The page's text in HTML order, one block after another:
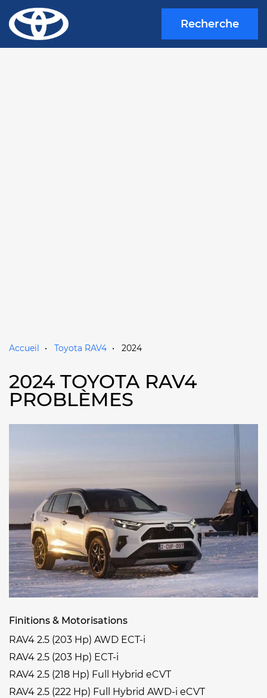
Recherche
Accueil Toyota RAV4 2024
2024 TOYOTA RAV4
PROBLÈMES
Finitions & Motorisations
RAV4 2.5 (203 Hp) AWD ECT-i
RAV4 2.5 (203 Hp) ECT-i
RAV4 2.5 (218 Hp) Full Hybrid eCVT
RAV4 2.5 (222 Hp) Full Hybrid AWD-i eCVT